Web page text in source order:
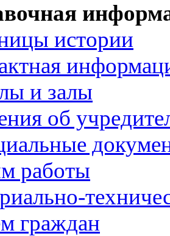
истории
и залы
об
работы
граждан